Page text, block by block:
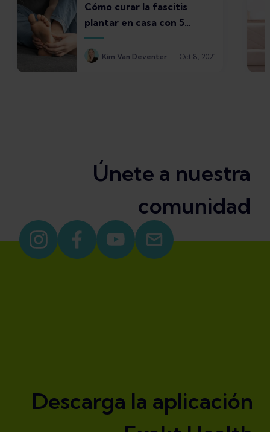
Cómo curar la fascitis
plantar en casa con 5
tratamientos
Kim Van Deventer Oct 8, 2021
Únete a nuestra
comunidad
Descarga la aplicación